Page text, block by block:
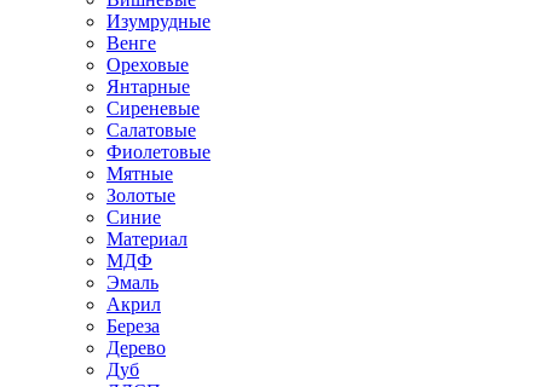
Изумрудные
Венге
Ореховые
Янтарные
Сиреневые
Салатовые
Фиолетовые
Мятные
Золотые
Синие
Материал
МДФ
Эмаль
Акрил
Береза
Дерево
Дуб